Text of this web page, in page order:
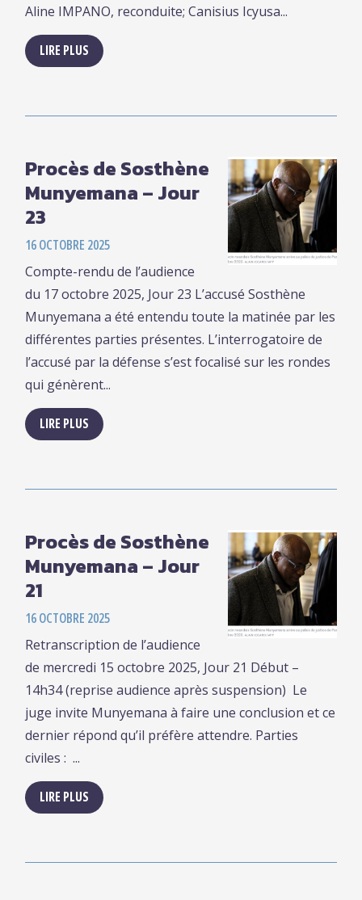
Aline IMPANO, reconduite; Canisius Icyusa...
LIRE PLUS
Procès de Sosthène
Munyemana – Jour
23
16 OCTOBRE 2025
Compte-rendu de l’audience
du 17 octobre 2025, Jour 23 L’accusé Sosthène
Munyemana a été entendu toute la matinée par les
différentes parties présentes. L’interrogatoire de
l’accusé par la défense s’est focalisé sur les rondes
qui génèrent...
LIRE PLUS
Procès de Sosthène
Munyemana – Jour
21
16 OCTOBRE 2025
Retranscription de l’audience
de mercredi 15 octobre 2025, Jour 21 Début –
14h34 (reprise audience après suspension) Le
juge invite Munyemana à faire une conclusion et ce
dernier répond qu’il préfère attendre. Parties
civiles : ...
LIRE PLUS